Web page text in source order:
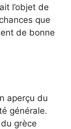
l’objet de
que
de bonne
aperçu du
générale.
grèce